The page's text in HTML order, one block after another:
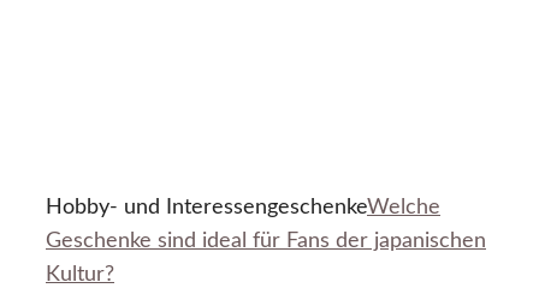
Hobby- und InteressengeschenkeWelche
Geschenke sind ideal für Fans der japanischen
Kultur?